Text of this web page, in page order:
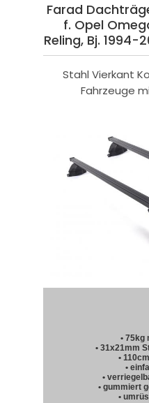
Farad
f. Opel
Reling, Bj. 1994-
Stahl Vierkant
Fahrzeuge
• 75kg
• 31x21mm
•
•
•
• gummiert
•